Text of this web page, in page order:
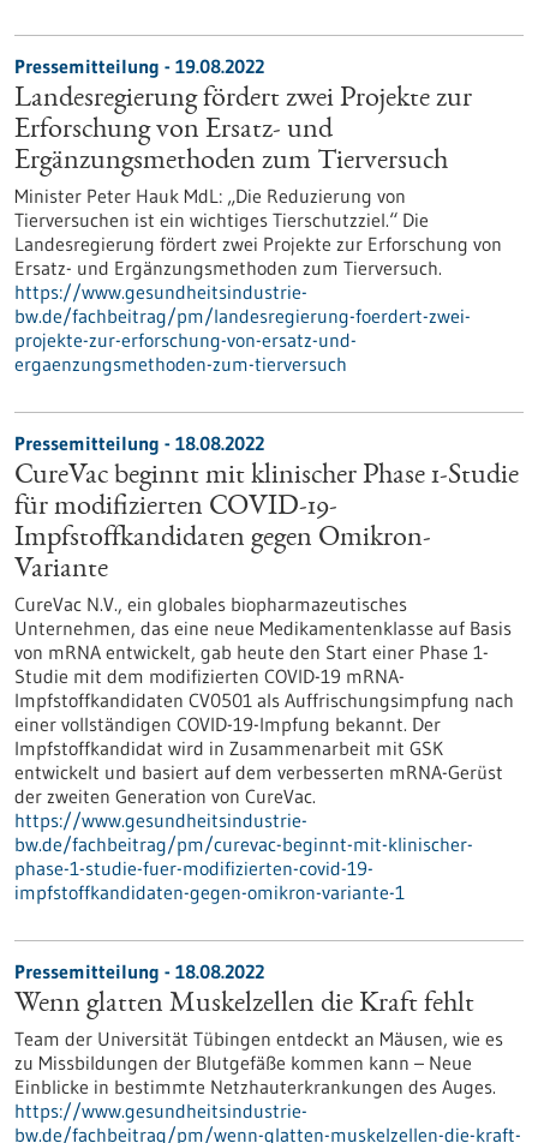
Pressemitteilung - 19.08.2022
Landesregierung fördert zwei Projekte zur
Erforschung von Ersatz- und
Ergänzungsmethoden zum Tierversuch
Minister Peter Hauk MdL: „Die Reduzierung von
Tierversuchen ist ein wichtiges Tierschutzziel.“ Die
Landesregierung fördert zwei Projekte zur Erforschung von
Ersatz- und Ergänzungsmethoden zum Tierversuch.
https://www.gesundheitsindustrie-
bw.de/fachbeitrag/pm/landesregierung-foerdert-zwei-
projekte-zur-erforschung-von-ersatz-und-
ergaenzungsmethoden-zum-tierversuch
Pressemitteilung - 18.08.2022
CureVac beginnt mit klinischer Phase 1-Studie
für modifizierten COVID-19-
Impfstoffkandidaten gegen Omikron-
Variante
CureVac N.V., ein globales biopharmazeutisches
Unternehmen, das eine neue Medikamentenklasse auf Basis
von mRNA entwickelt, gab heute den Start einer Phase 1-
Studie mit dem modifizierten COVID-19 mRNA-
Impfstoffkandidaten CV0501 als Auffrischungsimpfung nach
einer vollständigen COVID-19-Impfung bekannt. Der
Impfstoffkandidat wird in Zusammen­arbeit mit GSK
entwickelt und basiert auf dem verbesserten mRNA-Gerüst
der zweiten Generation von CureVac.
https://www.gesundheitsindustrie-
bw.de/fachbeitrag/pm/curevac-beginnt-mit-klinischer-
phase-1-studie-fuer-modifizierten-covid-19-
impfstoffkandidaten-gegen-omikron-variante-1
Pressemitteilung - 18.08.2022
Wenn glatten Muskelzellen die Kraft fehlt
Team der Universität Tübingen entdeckt an Mäusen, wie es
zu Missbildungen der Blutgefäße kommen kann – Neue
Einblicke in bestimmte Netzhauterkrankungen des Auges.
https://www.gesundheitsindustrie-
bw.de/fachbeitrag/pm/wenn-glatten-muskelzellen-die-kraft-